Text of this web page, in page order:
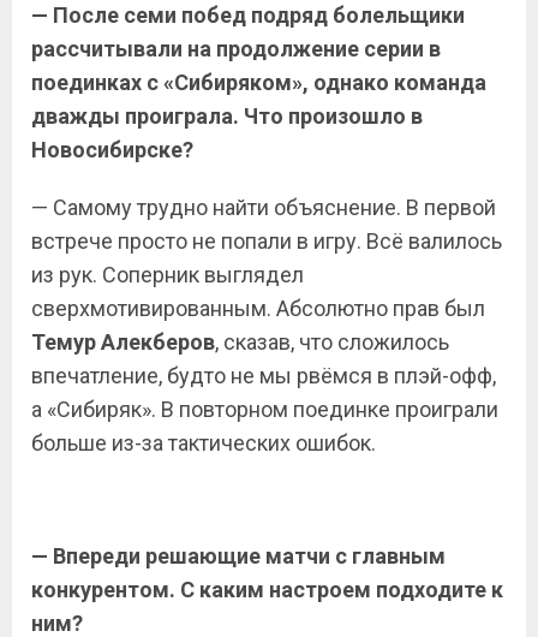
— После семи побед подряд болельщики
рассчитывали на продолжение серии в
поединках с «Сибиряком», однако команда
дважды проиграла. Что произошло в
Новосибирске?
— Самому трудно найти объяснение. В первой
встрече просто не попали в игру. Всё валилось
из рук. Соперник выглядел
сверхмотивированным. Абсолютно прав был
ТемурАлекберов, сказав, что сложилось
впечатление, будто не мы рвёмся в плэй-офф,
а «Сибиряк». В повторном поединке проиграли
больше из-за тактических ошибок.
— Впереди решающие матчи с главным
конкурентом. С каким настроем подходите к
ним?